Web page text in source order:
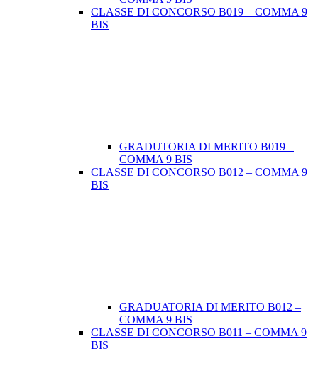
CLASSE DI CONCORSO B019 – COMMA 9
BIS
GRADUTORIA DI MERITO B019 –
COMMA 9 BIS
CLASSE DI CONCORSO B012 – COMMA 9
BIS
GRADUATORIA DI MERITO B012 –
COMMA 9 BIS
CLASSE DI CONCORSO B011 – COMMA 9
BIS